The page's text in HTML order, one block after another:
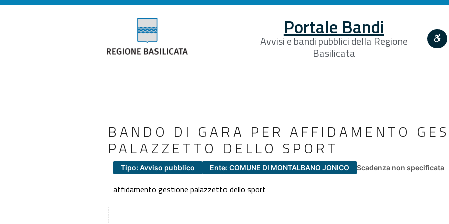
Portale Bandi
Avvisi e bandi pubblici della Regione
Basilicata
BANDO DI GARA PER AFFIDAMENTO
PALAZZETTO DELLO SPORT
Tipo: Avviso pubblico Ente: COMUNE DI MONTALBANO JONICO Scadenza non specificata
affidamento gestione palazzetto dello sport